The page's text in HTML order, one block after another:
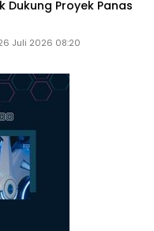
Dukung Proyek Panas
Juli 2026 08:20